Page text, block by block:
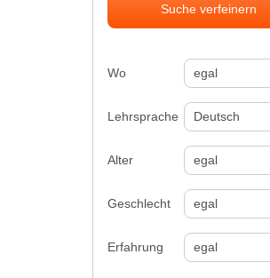
Suche verfeinern
Wo
Lehrsprache
Alter
Geschlecht
Erfahrung